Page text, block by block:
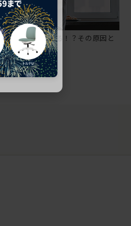
ているのに疲れる！？その原因と
チェアの選び方